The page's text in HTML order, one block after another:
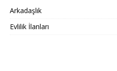
Arkadaşlık
Evlilik İlanları